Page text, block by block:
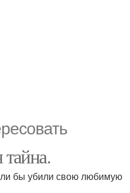
тайна.
бы убили свою любимую